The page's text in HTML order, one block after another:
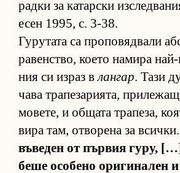
радки за ка­тар­ски
есен 1995, с. 3-38.
Гу­ру­тата са про­по­вяд­вали
ра­вен­с­т­во, ко­ето на­мира
ния си из­раз влангар. Тази
чава тра­пе­за­ри­я­та,
мо­ве­те, и об­щата тра­пе­за,
вира там, от­во­рена за
въ­ве­ден от пър­вия гу­ру,
беше осо­бено ори­ги­на­лен